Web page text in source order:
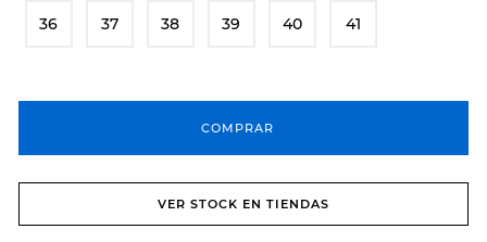
36 37 38 39 40 41
COMPRAR
VER STOCK EN TIENDAS